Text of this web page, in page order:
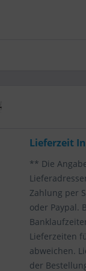
Lieferzeit
** Die
Zahlung per
oder Paypal.
Lieferzeiten
abweichen.
der